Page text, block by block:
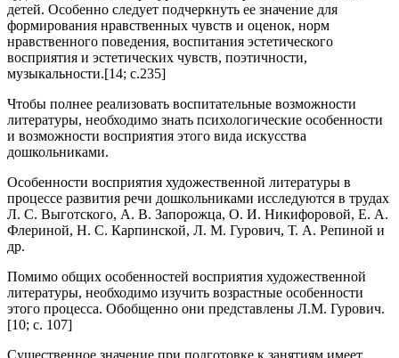
детей. Особенно следует подчеркнуть ее значение для
формирования нравственных чувств и оценок, норм
нравственного поведения, воспитания эстетического
восприятия и эстетических чувств, поэтичности,
музыкальности.[14; c.235]
Чтобы полнее реализовать воспитательные возможности
литературы, необходимо знать психологические особенности
и возможности восприятия этого вида искусства
дошкольниками.
Особенности восприятия художественной литературы в
процессе развития речи дошкольниками исследуются в трудах
Л. С. Выготского, А. В. Запорожца, О. И. Никифоровой, Е. А.
Флериной, Н. С. Карпинской, Л. М. Гурович, Т. А. Репиной и
др.
Помимо общих особенностей восприятия художественной
литературы, необходимо изучить возрастные особенности
этого процесса. Обобщенно они представлены Л.М. Гурович.
[10; c. 107]
Существенное значение при подготовке к занятиям имеет